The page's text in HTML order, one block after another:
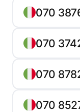
070
070
070
070